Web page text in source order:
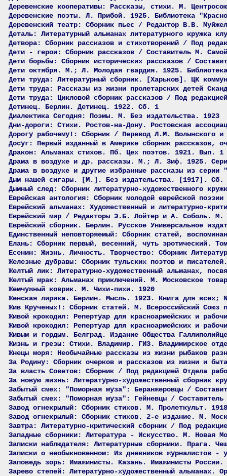
Деревенские кооперативы: Рассказы, стихи. М.
Деревенские поэты. Л. Прибой. 1925. Библиотека
Деревенский театр: Сборник пьес / Редактор В.В.
Деталь: Литературный альманах литературного кружка
Детвора: Сборник рассказов и стихотворений / Под
Дети - герои: Сборник рассказов / Составитель М.
Дети борьбы: Сборник исторических рассказов /
Дети октября. М.; Л. Молодая гвардия. 1925.
Дети труда: Литературный сборник. [Харьков]. ЦК
Дети труда: Рассказы из жизни пролетарских детей
Дети труда: Цикловой сборник рассказов / Под
Детинец. Берлин. Детинец. 1922. Сб. 1
Диалектика Сегодня: Поэмы. М. Без издательства. 1923
Дни-дороги: Стихи. Ростов-на-Дону. Ростовская
Дорогу рабочему!: Сборник / Перевод Л.М. Волынского
Досуг: Первый изданный в Америке сборник рассказов,
Дракон: Альманах стихов. Пб. Цех поэтов. 1921. Вып. 1
Драма в воздухе и др. рассказы. М.; Л. Зиф. 1925.
Драма в воздухе и другие избранные рассказы из
Дым нашей сигары. [М.]. Без издательства. [1917]. Сб.
Дымный след: Сборник литературно-художественного
Еврейская антология: Сборник молодой еврейской
Еврейский альманах: Художественный и литературно-
Еврейский мир / Редакторы Э.Б. Лойтер и А. Соболь.
Еврейский сборник. Берлин. Русское Универсальное
Единственный неповторяемый: Сборник статей,
Елань: Сборник первый, весенний, чуть эротический.
Есенин: Жизнь. Личность. Творчество: Сборник
Железные дубравы: Сборник тульских поэтов и
Желтый лик: Литературно-художественный альманах,
Желтый мрак: Альманах приключений. М. Московское
Жемчужный коврик. М. Чихи-пихи. 1920
Женская лирика. Берлин. Мысль. 1923. Книга для всех;
Жив Крученых!: Сборник статей. М. Всероссийский Союз
Живой крокодил: Репертуар для красноармейских и
Живой крокодил: Репертуар для красноармейских и
Живым и гордым. Белград. Издание Общества
Жизнь и грезы: Стихи. Владимир. ГИЗ. Владимирское
Жнецы моря: Необычайные рассказы из жизни рыбаков
За Родину: Сборник очерков и рассказов из жизни и
За власть Советов: Сборник / Под редакцией Отдела
За новую жизнь: Литературно-художественный сборник
Забытый смех: "Поморная муза": Беранжеровцы /
Забытый смех: "Поморная муза": Гейневцы /
Завод огнекрылый: Сборник стихов. М. Пролеткульт. 1918
Завод огнекрылый: Сборник стихов. 2-е издание. М.
Завтра: Литературно-критический сборник / Под
Западные сборники: Литература - Искусство. М. Новая
Записки наблюдателя: Литературные сборники. Прага.
Записки о необыкновенном: Из дневников
Заповедь зорь: Имажинисты. Казань. Имажинисты России.
Зарево степей: Литературно-художественный альманах.